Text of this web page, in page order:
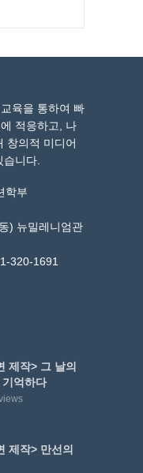
육을 통하여 빠
적응하고, 나
창의적 미디어
니다.
학부
) 뉴밀레니엄관
320-1691
제작> 그 날의
기억하다
제작> 만선의